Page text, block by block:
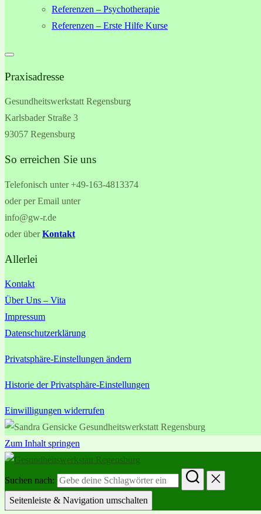
Referenzen – Psychotherapie
Referenzen – Erste Hilfe Kurse
Praxisadresse
Gesundheitswerkstatt Regensburg
Karlsbader Straße 3
93057 Regensburg
So erreichen Sie uns
Telefonisch unter +49-163-4813374
oder per Email unter
info@gw-r.de
oder überKontakt
Allerlei
Kontakt
Über Uns – Vita
Impressum
Datenschutzerklärung
Privatsphäre-Einstellungen ändern
Historie der Privatsphäre-Einstellungen
Einwilligungen widerrufen
Zum Inhalt springen
Suchen nach:
Seitenleiste & Navigation umschalten